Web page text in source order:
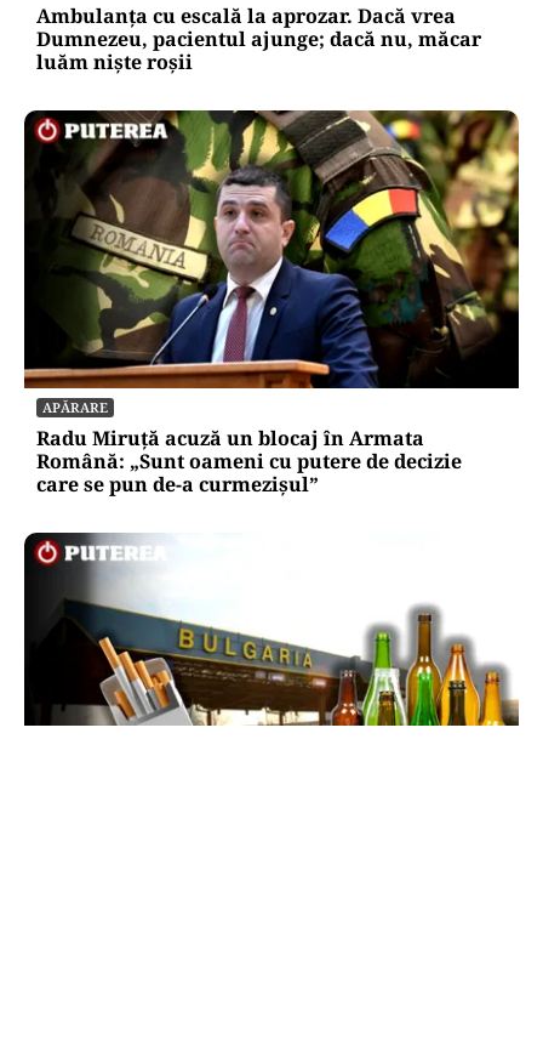
Ambulanța cu escală la aprozar. Dacă vrea
Dumnezeu, pacientul ajunge; dacă nu, măcar
luăm niște roșii
APĂRARE
Radu Miruță acuză un blocaj în Armata
Română: „Sunt oameni cu putere de decizie
care se pun de-a curmezișul”